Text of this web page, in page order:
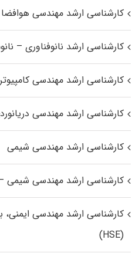
کارشناسی ارشد مهندسی هوافضا
کارشناسی ارشد نانوفناوری –
کارشناسی ارشد مهندسی کامپیوتر
کارشناسی ارشد مهندسی
کارشناسی ارشد مهندسی شیمی
کارشناسی ارشد مهندسی شیمی –
کارشناسی ارشد مهندسی
(HSE)